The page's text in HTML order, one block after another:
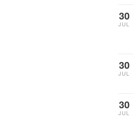
30
JUL
30
JUL
30
JUL